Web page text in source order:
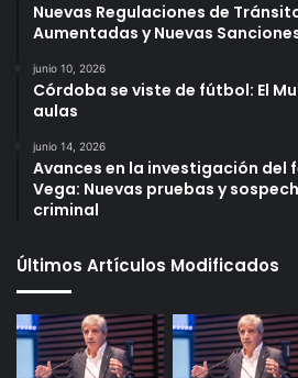
Nuevas Regulaciones de
Aumentadas y Nuevas
junio 10, 2026
Córdoba se viste de fútbol: El
aulas
junio 14, 2026
Avances en la investigación del
Vega: Nuevas pruebas y
criminal
Últimos Artículos Modificados